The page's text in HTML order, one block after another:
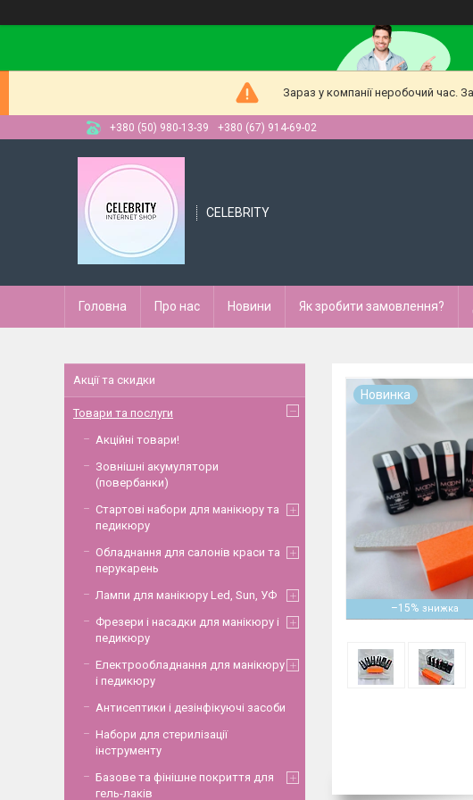
Зараз у компанії неробочий час.
+380 (50) 980-13-39 +380 (67) 914-69-02
CELEBRITY
Головна Про нас Новини Як зробити замовлення?
–15%
Новинка
Акції та скидки
Товари та послуги
Акційні товари!
Зовнішні акумулятори
(повербанки)
Стартові набори для манікюру та
педикюру
Обладнання для салонів краси та
перукарень
Лампи для манікюру Led, Sun, УФ
Фрезери і насадки для манікюру і
педикюру
Електрообладнання для манікюру
і педикюру
Антисептики і дезінфікуючі засоби
Набори для стерилізації
інструменту
Базове та фінішне покриття для
гель-лаків